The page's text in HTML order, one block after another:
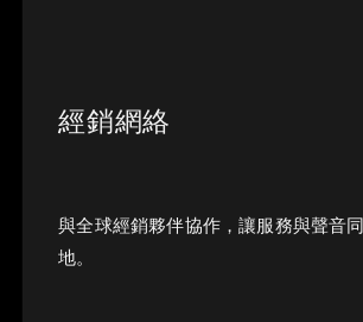
經銷網絡
與全球經銷夥伴協作，讓服務與聲音
地。